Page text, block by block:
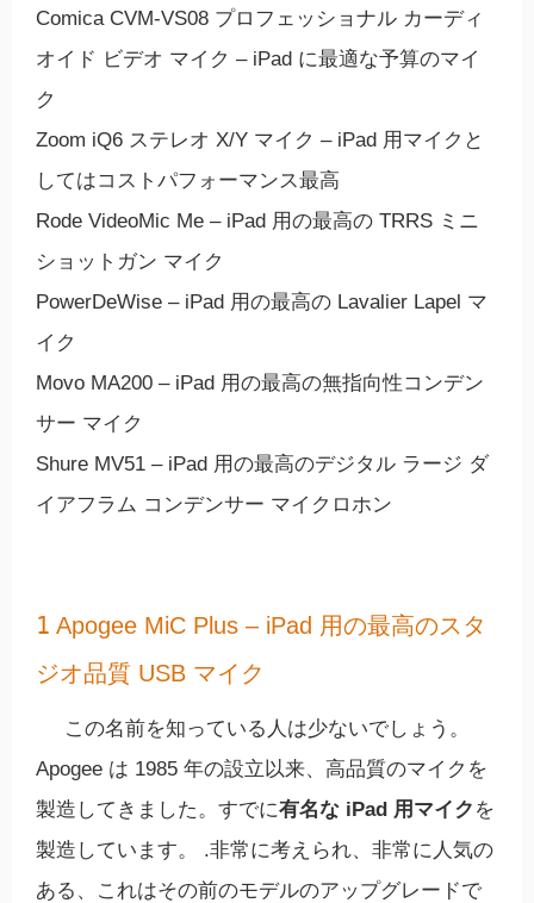
Comica CVM-VS08 プロフェッショナル カーディ
オイド ビデオ マイク – iPad に最適な予算のマイ
ク
Zoom iQ6 ステレオ X/Y マイク – iPad 用マイクと
してはコストパフォーマンス最高
Rode VideoMic Me – iPad 用の最高の TRRS ミニ
ショットガン マイク
PowerDeWise – iPad 用の最高の Lavalier Lapel マ
イク
Movo MA200 – iPad 用の最高の無指向性コンデン
サー マイク
Shure MV51 – iPad 用の最高のデジタル ラージ ダ
イアフラム コンデンサー マイクロホン
1 Apogee MiC Plus – iPad 用の最高のスタ
ジオ品質 USB マイク
この名前を知っている人は少ないでしょう。
Apogee は 1985 年の設立以来、高品質のマイクを
製造してきました。すでに有名な iPad 用マイク を
製造しています。 .非常に考えられ、非常に人気の
ある、これはその前のモデルのアップグレードで